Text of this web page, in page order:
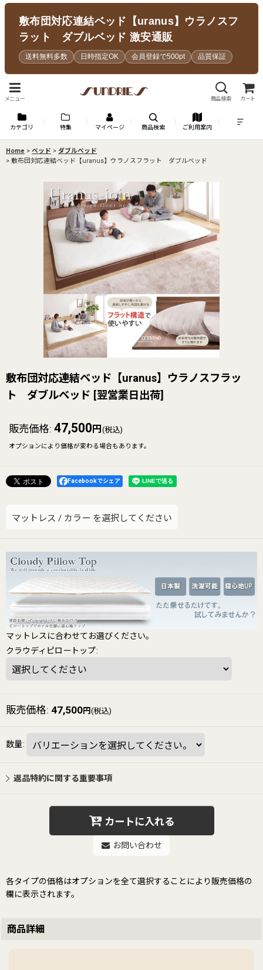
敷布団対応連結ベッド【uranus】ウラノスフ
ラット ダブルベッド 激安通販
送料無料多数 日時指定OK 会員登録で500pt 品質保証
メニュー 商品検索 カート
カテゴリ 特集 マイページ 商品検索 ご利用案内
Home > ベッド > ダブルベッド
> 敷布団対応連結ベッド【uranus】ウラノスフラット ダブルベッド
敷布団対応連結ベッド【uranus】ウラノスフラッ
ト ダブルベッド [翌営業日出荷]
販売価格: 47,500 円 (税込)
オプションにより価格が変わる場合もあります。
Facebookでシェア
マットレス / カラー を選択してください
マットレスに合わせてお選びください。
クラウディピロートップ:
販売価格: 47,500円 (税込)
数量:
返品特約に関する重要事項
カートに入れる
お問い合わせ
各タイプの価格はオプションを全て選択することにより販売価格の
欄に表示されます。
商品詳細